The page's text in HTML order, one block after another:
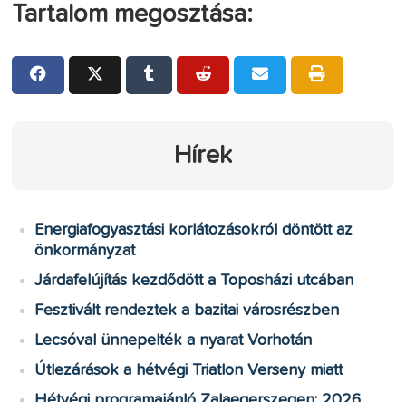
Tartalom megosztása:
Hírek
Energiafogyasztási korlátozásokról döntött az
önkormányzat
Járdafelújítás kezdődött a Toposházi utcában
Fesztivált rendeztek a bazitai városrészben
Lecsóval ünnepelték a nyarat Vorhotán
Útlezárások a hétvégi Triatlon Verseny miatt